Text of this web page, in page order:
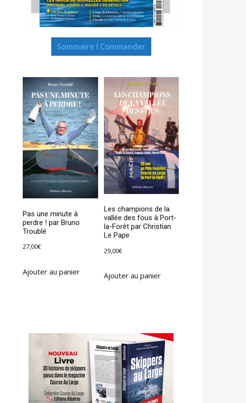
Sommaire I Commander
Pas une minute à
perdre ! par Bruno
Troublé
27,00€
Ajouter au panier
Les champions de la
vallée des fous à Port-
la-Forêt par Christian
Le Pape
29,00€
Ajouter au panier